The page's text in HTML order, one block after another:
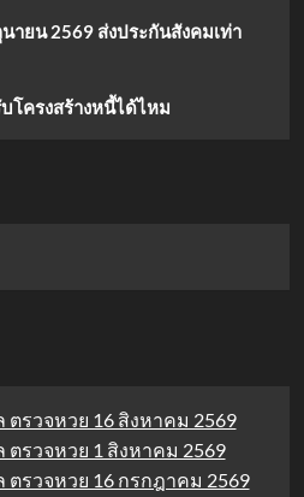
ายน 2569 ส่งประกันสังคมเท่า
โครงสร้างหนี้ได้ไหม
รวจหวย 16 สิงหาคม 2569
รวจหวย 1 สิงหาคม 2569
รวจหวย 16 กรกฎาคม 2569